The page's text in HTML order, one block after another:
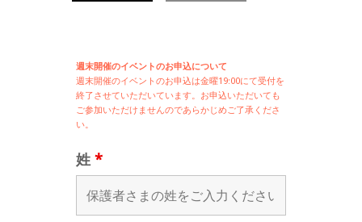
週末開催のイベントのお申込について
週末開催のイベントのお申込は金曜19:00にて受付を
終了させていただいています。お申込いただいても
ご参加いただけませんのであらかじめご了承くださ
い。
姓 *